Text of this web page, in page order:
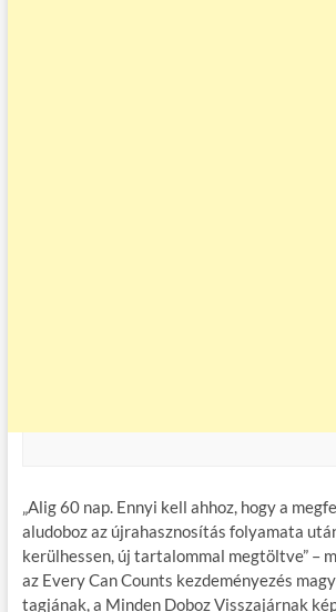
„Alig 60 nap. Ennyi kell ahhoz, hogy a
aludoboz az újrahasznosítás folyamata
kerülhessen, új tartalommal megtöltve” –
az Every Can Counts kezdeményezés
tagjának, a Minden Doboz Visszajárnak